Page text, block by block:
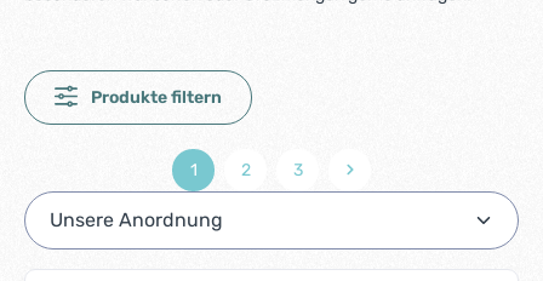
Produkte filtern
Seite
1
Seite
2
Seite
3